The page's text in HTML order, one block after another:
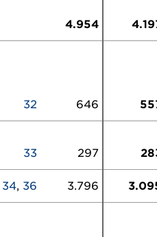
4.954
32 646
33 297
34, 36 3.796